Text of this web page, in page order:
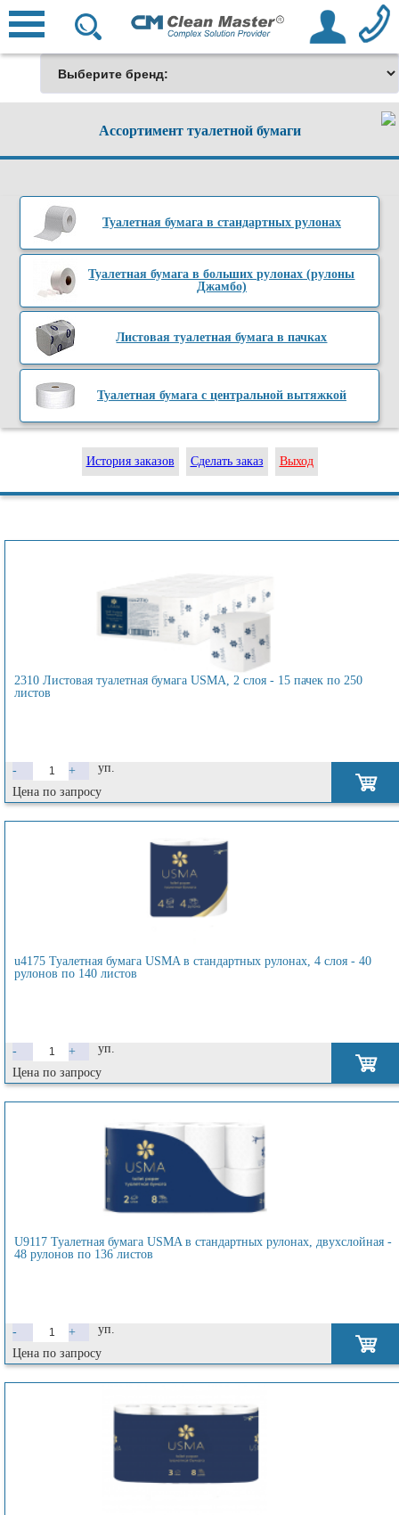
Ассортимент туалетной бумаги
Туалетная бумага в стандартных рулонах
Туалетная бумага в больших рулонах (рулоны
Джамбо)
Листовая туалетная бумага в пачках
Туалетная бумага с центральной вытяжкой
История заказов Сделать заказ Выход
2310 Листовая туалетная бумага USMA, 2 слоя - 15 пачек по 250
листов
- +
уп.
Цена по запросу
u4175 Туалетная бумага USMA в стандартных рулонах, 4 слоя - 40
рулонов по 140 листов
- +
уп.
Цена по запросу
U9117 Туалетная бумага USMA в стандартных рулонах, двухслойная -
48 рулонов по 136 листов
- +
уп.
Цена по запросу